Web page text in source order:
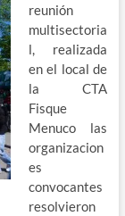
reunión
multisectoria
l, realizada
en el local de
la CTA
Fisque
Menuco las
organizacion
es
convocantes
resolvieron